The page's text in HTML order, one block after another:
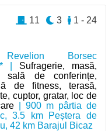
Borsec
| Sufragerie, masă,
sală de conferințe,
de fitness, terasă,
cuptor, gratar, loc de
| 900 m pârtia de
3.5 km Peștera de
42 km Barajul Bicaz
1 - 24
3
11